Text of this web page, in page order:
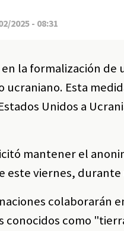
2025 - 08:31
en la formalización
Esta
Unidos a
mantener el
viernes, durante
colaborarán
como